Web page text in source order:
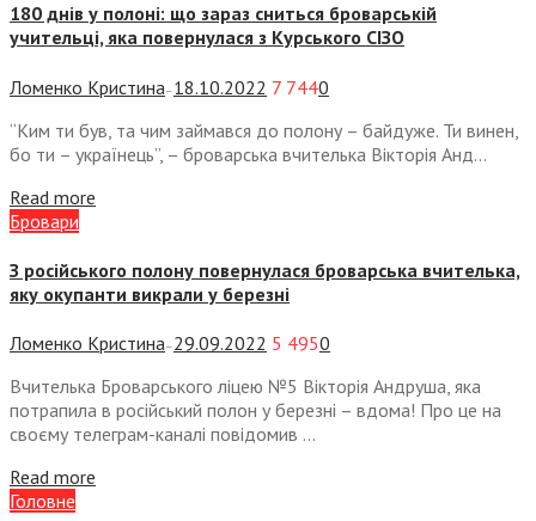
180 днів у полоні: що зараз сниться броварській
учительці, яка повернулася з Курського СІЗО
Ломенко Кристина — 18.10.2022 7 7440
“Ким ти був, та чим займався до полону – байдуже. Ти винен,
бо ти – українець”, – броварська вчителька Вікторія Анд...
Read more
Бровари
З російського полону повернулася броварська вчителька,
яку окупанти викрали у березні
Ломенко Кристина— 29.09.2022 5 4950
Вчителька Броварського ліцею №5 Вікторія Андруша, яка
потрапила в російський полон у березні – вдома! Про це на
своєму телеграм-каналі повідомив ...
Read more
Головне